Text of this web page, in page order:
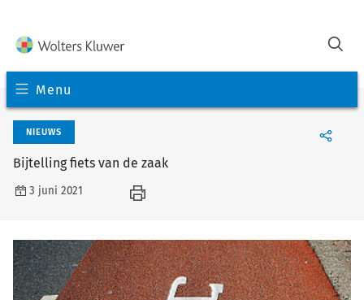
Menu
NIEUWS
Bijtelling fiets van de zaak
3 juni 2021